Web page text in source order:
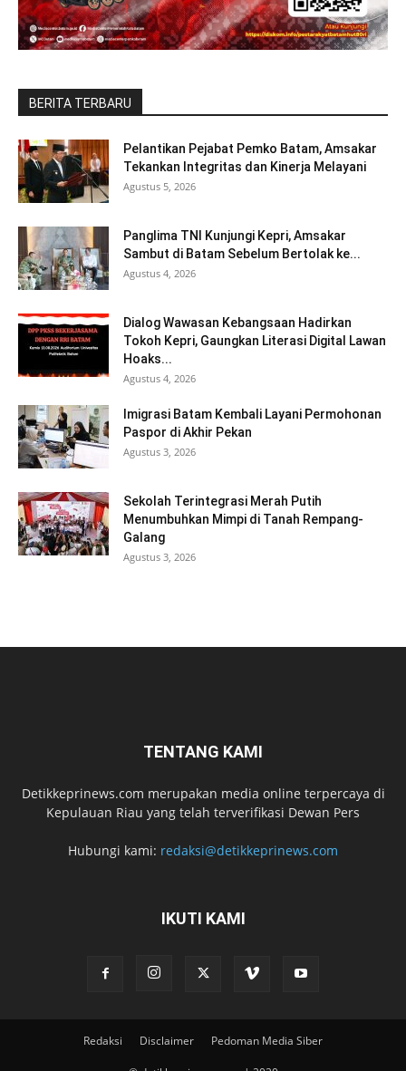
BERITA TERBARU
Pelantikan Pejabat Pemko Batam, Amsakar
Tekankan Integritas dan Kinerja Melayani
Agustus 5, 2026
Panglima TNI Kunjungi Kepri, Amsakar
Sambut di Batam Sebelum Bertolak ke...
Agustus 4, 2026
Dialog Wawasan Kebangsaan Hadirkan
Tokoh Kepri, Gaungkan Literasi Digital Lawan
Hoaks...
Agustus 4, 2026
Imigrasi Batam Kembali Layani Permohonan
Paspor di Akhir Pekan
Agustus 3, 2026
Sekolah Terintegrasi Merah Putih
Menumbuhkan Mimpi di Tanah Rempang-
Galang
Agustus 3, 2026
TENTANG KAMI
Detikkeprinews.com merupakan media online terpercaya di
Kepulauan Riau yang telah terverifikasi Dewan Pers
Hubungi kami: redaksi@detikkeprinews.com
IKUTI KAMI
Redaksi Disclaimer Pedoman Media Siber